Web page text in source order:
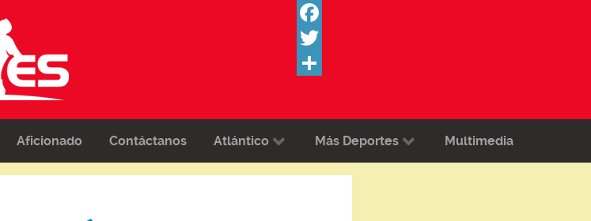
Facebook
Twitter
Aficionado Contáctanos Atlántico Más Deportes Multimedia